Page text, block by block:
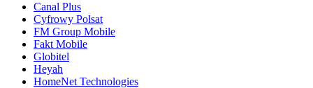
Canal Plus
Cyfrowy Polsat
FM Group Mobile
Fakt Mobile
Globitel
Heyah
HomeNet Technologies